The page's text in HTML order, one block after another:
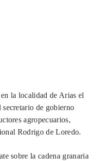
la localidad de Arias el
de gobierno
agropecuarios,
Rodrigo de Loredo.
sobre la cadena granaria